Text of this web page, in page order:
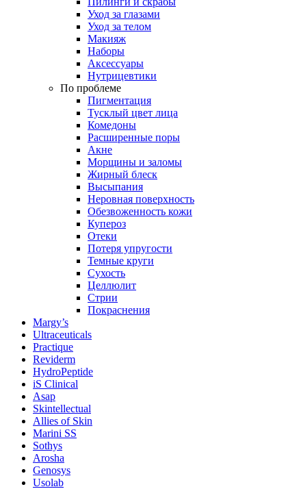
Уход за глазами
Уход за телом
Макияж
Наборы
Аксессуары
Нутрицевтики
По проблеме
Пигментация
Тусклый цвет лица
Комедоны
Расширенные поры
Акне
Морщины и заломы
Жирный блеск
Высыпания
Неровная поверхность
Обезвоженность кожи
Купероз
Отеки
Потеря упругости
Темные круги
Сухость
Целлюлит
Стрии
Покраснения
Margy’s
Ultraceuticals
Practique
Reviderm
HydroPeptide
iS Clinical
Asap
Skintellectual
Allies of Skin
Marini SS
Sothys
Arosha
Genosys
Usolab